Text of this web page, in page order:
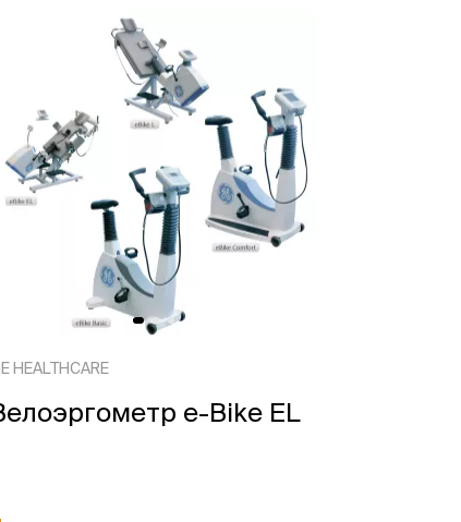
HEALTHCARE
e-Bike EL